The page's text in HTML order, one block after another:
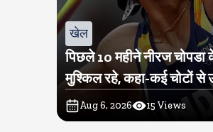
खेल
पिछले 10 महीने नीरज चोपडा
मुश्किल रहे, कहा-कई चोटों से
परेशानी हुई
Aug 6, 2026 15 Views